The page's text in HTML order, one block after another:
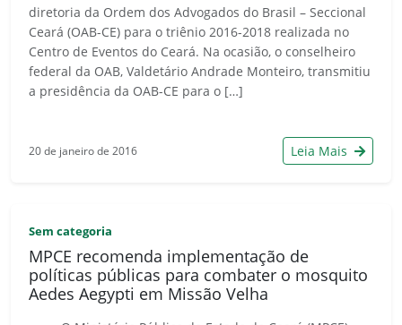
diretoria da Ordem dos Advogados do Brasil – Seccional
Ceará (OAB-CE) para o triênio 2016-2018 realizada no
Centro de Eventos do Ceará. Na ocasião, o conselheiro
federal da OAB, Valdetário Andrade Monteiro, transmitiu
a presidência da OAB-CE para o […]
20 de janeiro de 2016 Leia Mais
Sem categoria
MPCE recomenda implementação de
políticas públicas para combater o mosquito
Aedes Aegypti em Missão Velha